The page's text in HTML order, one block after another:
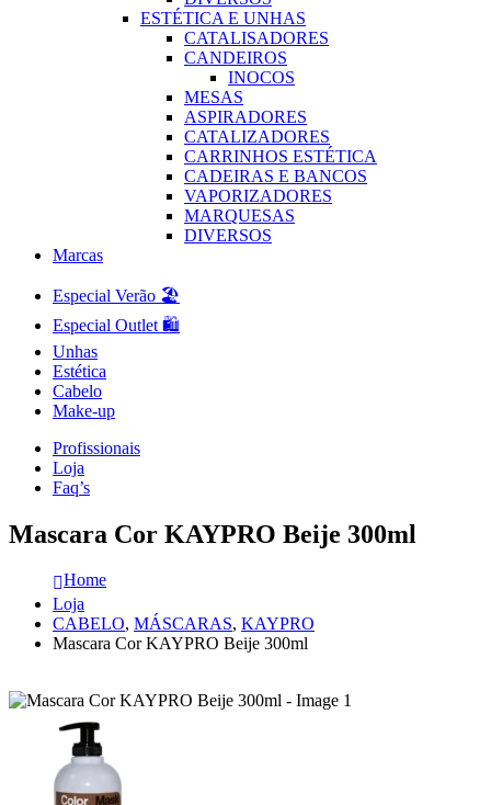
ESTÉTICA E UNHAS
CATALISADORES
CANDEIROS
INOCOS
MESAS
ASPIRADORES
CATALIZADORES
CARRINHOS ESTÉTICA
CADEIRAS E BANCOS
VAPORIZADORES
MARQUESAS
DIVERSOS
Marcas
Especial Verão 🏖️
Especial Outlet 🛍️
Unhas
Estética
Cabelo
Make-up
Profissionais
Loja
Faq’s
Mascara Cor KAYPRO Beije 300ml
Home
Loja
CABELO, MÁSCARAS, KAYPRO
Mascara Cor KAYPRO Beije 300ml